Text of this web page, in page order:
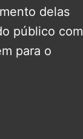
delas
público com
para o